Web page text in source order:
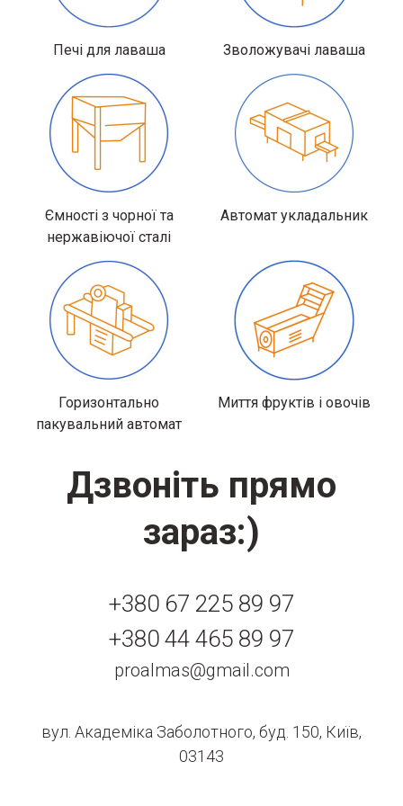
Печі для лаваша Зволожувачі лаваша
Ємності з чорної та
нержавіючої сталі
Автомат укладальник
Горизонтально
пакувальний автомат
Миття фруктів і овочів
Дзвоніть прямо
зараз:)
+380 67 225 89 97
+380 44 465 89 97
proalmas@gmail.com
вул. Академіка Заболотного, буд. 150, Київ,
03143